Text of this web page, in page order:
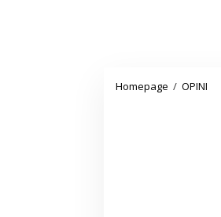
Homepage / OPINI